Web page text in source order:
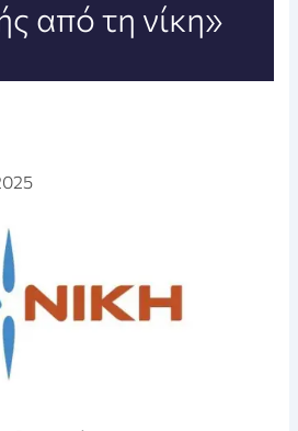
από τη νίκη»